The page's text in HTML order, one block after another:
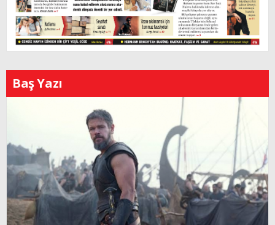
Baş Yazı